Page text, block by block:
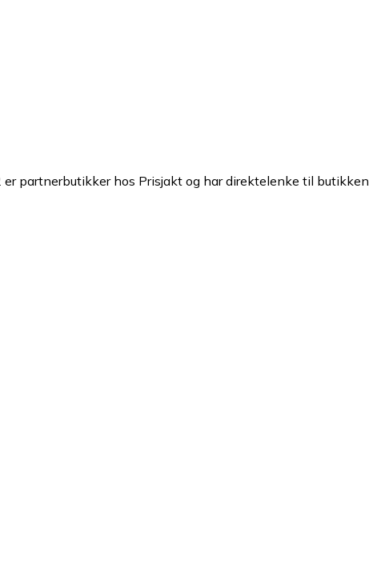
partnerbutikker hos Prisjakt og har direktelenke til butikken.